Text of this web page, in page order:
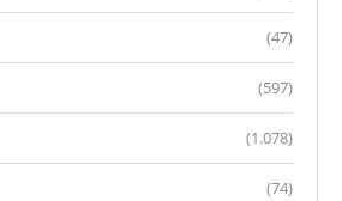
(47)
(597)
(1.078)
(74)